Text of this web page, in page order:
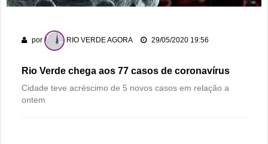
Associação Atlética Rioverdense disputará a Terceira Divisão
por RIO VERDE AGORA 29/05/2020 19:56
Rio Verde chega aos 77 casos de coronavírus
Cidade teve acréscimo de 5 novos casos em relação a
ontem